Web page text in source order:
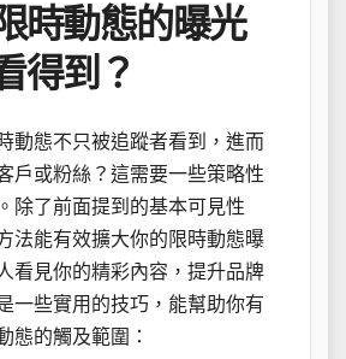
時動態的曝光
得到？
動態不只被追蹤者看到，進而
戶或粉絲？這需要一些策略性
除了前面提到的基本可見性
法能有效擴大你的限時動態曝
看見你的精彩內容，提升品牌
一些實用的技巧，能幫助你有
態的觸及範圍：